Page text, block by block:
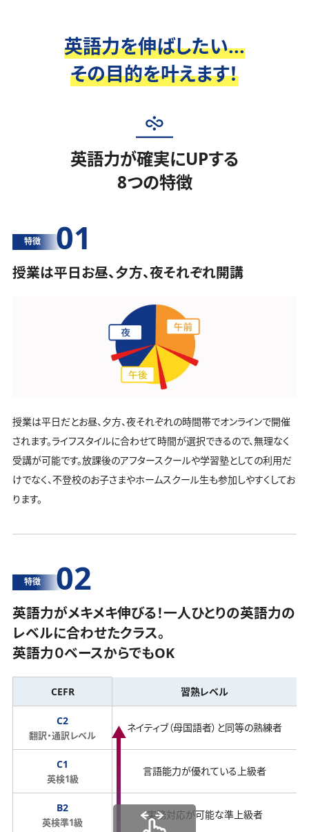
英語力を伸ばしたい...
その目的を叶えます！
英語力が確実にUPする
8つの特徴
特徴 01
授業は平日お昼、夕方、夜それぞれ開講
授業は平日だとお昼、夕方、夜それぞれの時間帯でオンラインで開催
されます。ライフスタイルに合わせて時間が選択できるので、無理なく
受講が可能です。放課後のアフタースクールや学習塾としての利用だ
けでなく、不登校のお子さまやホームスクール生も参加しやすくしてお
ります。
特徴 02
英語力がメキメキ伸びる！一人ひとりの英語力の
レベルに合わせたクラス。
英語力０ベースからでもOK
CEFR 習熟レベル
C2
翻訳・通訳レベル
ネイティブ（母国語者）と同等の熟練者
C1
英検1級
言語能力が優れている上級者
B2
英検準1級
実務対応が可能な準上級者